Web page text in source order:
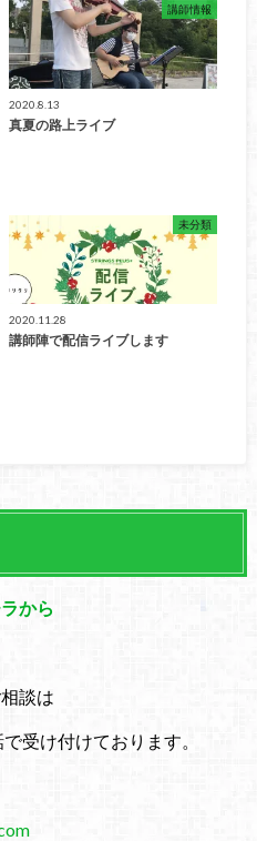
講師情報
2020.8.13
真夏の路上ライブ
未分類
2020.11.28
講師陣で配信ライブします
から
談は
受け付けております。